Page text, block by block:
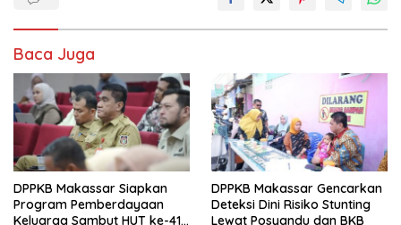
Baca Juga
DPPKB Makassar Siapkan
Program Pemberdayaan
Keluarga Sambut HUT ke-418
DPPKB Makassar Gencarkan
Deteksi Dini Risiko Stunting
Lewat Posyandu dan BKB